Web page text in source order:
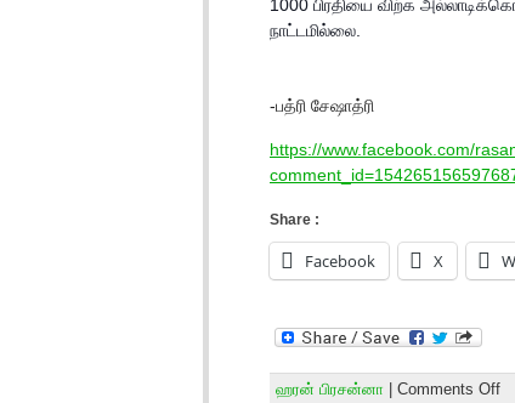
1000 பிரதியை விற்க
நாட்டமில்லை.
-பத்ரி சேஷாத்ரி
https://www.facebook.com/
Share :
Facebook X
ஹரன் பிரசன்னா Comments Off